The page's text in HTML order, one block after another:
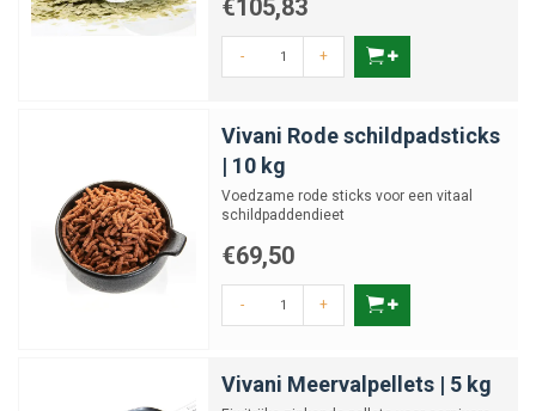
€105,83
- +
Vivani Rode schildpadsticks
| 10 kg
Voedzame rode sticks voor een vitaal
schildpaddendieet
€69,50
- +
Vivani Meervalpellets | 5 kg